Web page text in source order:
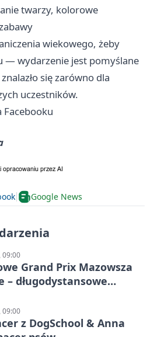
twarzy, kolorowe
wiekowego, żeby
— wydarzenie jest pomyślane
się zarówno dla
uczestników.
Facebooku
Google News
09:00
Grand Prix Mazowsza
– długodystansowe
09:00
z DogSchool & Anna